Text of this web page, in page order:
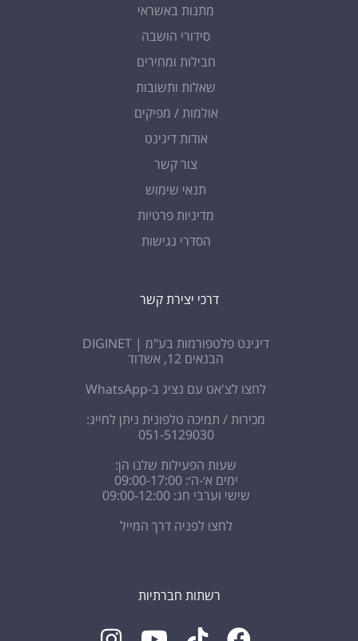
מתנות באשראי
סידורי הושבה
חבילות ומחירים
שאלות ותשובות
אולמות / מפיקים
אודות דיגינט
צור קשר
תנאי שימוש
מדיניות פרטיות
הסדרי נגישות
דרכי יצירת קשר
דיגינט פלטפורמות בע"מ | DIGINET
הבנאים 12, אשדוד
לחצו לצ'אט עם נציג ב-WhatsApp
מכירות / תמיכה טלפונית ניתן לחייג:
051-5129030
שעות הפעילות שלנו הן:
ימים א׳-ה׳: 09:00-17:00
שישי וערבי חג: 09:00-12:00
לחצו לפניה דרך המייל
רשתות חברתיות